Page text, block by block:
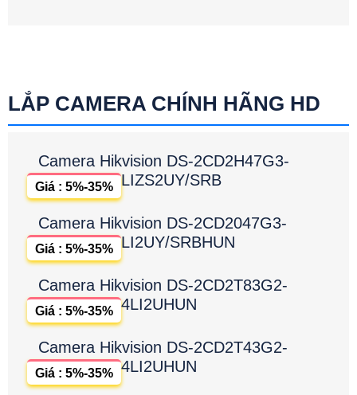
LẮP CAMERA CHÍNH HÃNG HD
Camera Hikvision DS-2CD2H47G3-
LIZS2UY/SRB
Giá : 5%-35%
Camera Hikvision DS-2CD2047G3-
LI2UY/SRBHUN
Giá : 5%-35%
Camera Hikvision DS-2CD2T83G2-
4LI2UHUN
Giá : 5%-35%
Camera Hikvision DS-2CD2T43G2-
4LI2UHUN
Giá : 5%-35%